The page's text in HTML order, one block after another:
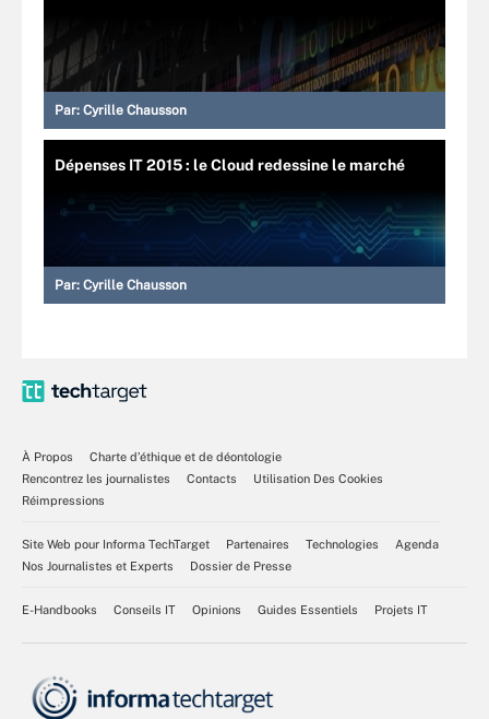
Par: Cyrille Chausson
Dépenses IT 2015 : le Cloud redessine le marché
Par: Cyrille Chausson
À Propos
Charte d’éthique et de déontologie
Rencontrez les journalistes
Contacts
Utilisation Des Cookies
Réimpressions
Site Web pour Informa TechTarget Partenaires Technologies
Agenda
Nos Journalistes et Experts
Dossier de Presse
E-Handbooks Conseils IT Opinions Guides Essentiels Projets IT